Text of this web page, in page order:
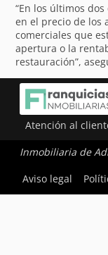
“En los últimos
en el precio de los
comerciales que
apertura o la
restauración”,
Atención al
Inmobiliaria de
Aviso legal